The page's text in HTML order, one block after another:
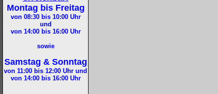
Montag bis Freitag
von 08:30 bis 10:00Uhr
und
von 14:00 bis 16:00Uhr
sowie
Samstag & Sonntag
von 11:00 bis 12:00 Uhr und
von 14:00 bis 16:00Uhr